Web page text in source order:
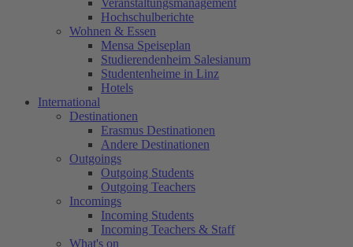
Veranstaltungsmanagement
Hochschulberichte
Wohnen & Essen
Mensa Speiseplan
Studierendenheim Salesianum
Studentenheime in Linz
Hotels
International
Destinationen
Erasmus Destinationen
Andere Destinationen
Outgoings
Outgoing Students
Outgoing Teachers
Incomings
Incoming Students
Incoming Teachers & Staff
What's on